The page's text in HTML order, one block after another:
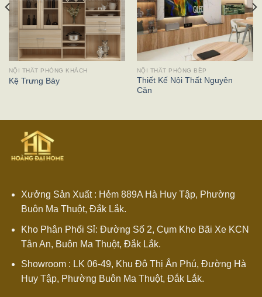
NỘI THẤT PHÒNG KHÁCH
Kệ Trưng Bày
NỘI THẤT PHÒNG BẾP
Thiết Kế Nội Thất Nguyên
Căn
Xưởng Sản Xuất : Hẻm 889A Hà Huy Tập, Phường
Buôn Ma Thuột, Đắk Lắk.
Kho Phân Phối Sỉ: Đường Số 2, Cụm Kho Bãi Xe KCN
Tân An, Buôn Ma Thuột, Đắk Lắk.
Showroom : LK 06-49, Khu Đô Thị Ân Phú, Đường Hà
Huy Tập, Phường Buôn Ma Thuột, Đắk Lắk.